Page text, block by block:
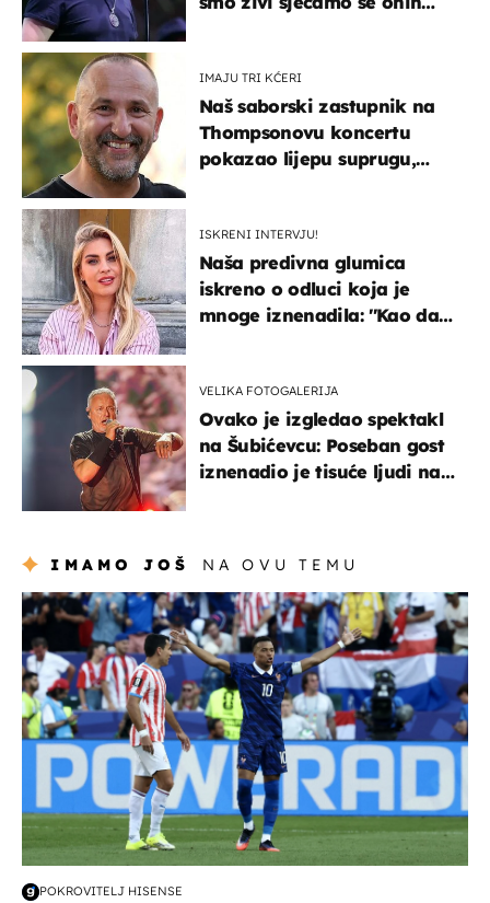
IMAJU TRI KĆERI
Naš saborski zastupnik na
Thompsonovu koncertu
pokazao lijepu suprugu,
ISKRENI INTERVJU!
Naša predivna glumica
iskreno o odluci koja je
mnoge iznenadila: ''Kao da
VELIKA FOTOGALERIJA
Ovako je izgledao spektakl
na Šubićevcu: Poseban gost
iznenadio je tisuće ljudi na
IMAMO JOŠ NA OVU TEMU
svjetsko prvenstvo 2026
POKROVITELJ HISENSE